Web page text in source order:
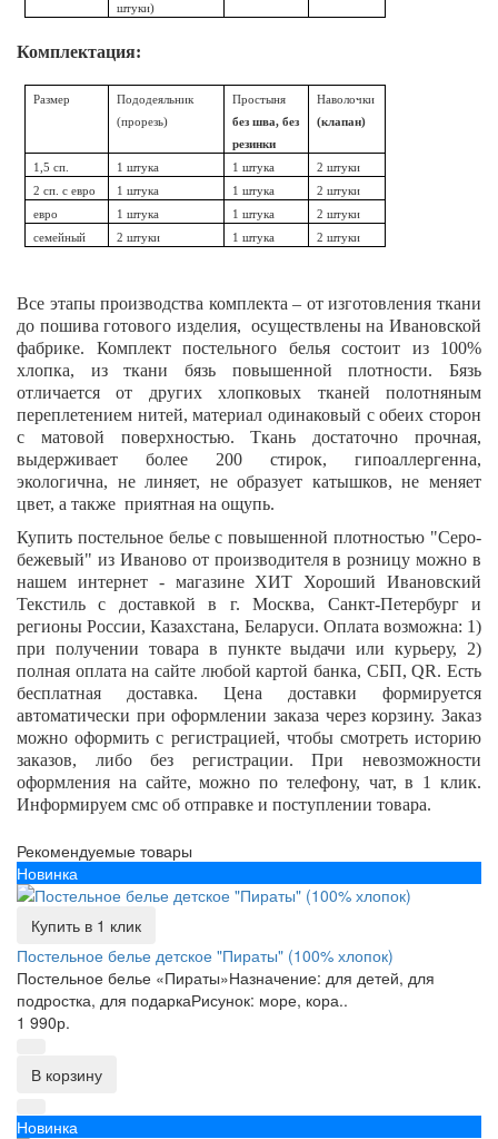
штуки)
Комплектация:
Размер
Пододеяльник
(прорезь)
Простыня
без шва, без
резинки
Наволочки
(клапан)
1,5 сп. 1 штука 1 штука
2 штуки
2 сп. с евро
1 штука 1 штука
2 штуки
евро
1 штука 1 штука
2 штуки
семейный
2 штуки 1 штука 2 штуки
Все этапы производства комплекта – от изготовления ткани
до пошива готового изделия, осуществлены на Ивановской
фабрике. Комплект постельного белья состоит из 100%
хлопка, из ткани бязь повышенной плотности. Бязь
отличается от других хлопковых тканей полотняным
переплетением нитей, материал одинаковый с обеих сторон
с матовой поверхностью. Ткань достаточно прочная,
выдерживает более 200 стирок, гипоаллергенна,
экологична, не линяет, не образует катышков, не меняет
цвет, а также приятная на ощупь.
Купить постельное белье с повышенной плотностью "Серо-
бежевый" из Иваново от производителя в розницу можно в
нашем интернет - магазине ХИТ Хороший Ивановский
Текстиль с доставкой в г. Москва, Санкт-Петербург и
регионы России, Казахстана, Беларуси. Оплата возможна: 1)
при получении товара в пункте выдачи или курьеру, 2)
полная оплата на сайте любой картой банка, СБП,QR. Есть
бесплатная доставка. Цена доставки формируется
автоматически при оформлении заказа через корзину. Заказ
можно оформить с регистрацией, чтобы смотреть историю
заказов, либо без регистрации. При невозможности
оформления на сайте, можно по телефону, чат, в 1 клик.
Информируем смс об отправке и поступлении товара.
Рекомендуемые товары
Новинка
Купить в 1 клик
Постельное белье детское "Пираты" (100% хлопок)
Постельное белье «Пираты»Назначение: для детей, для
подростка, для подаркаРисунок: море, кора..
1 990р.
В корзину
Новинка